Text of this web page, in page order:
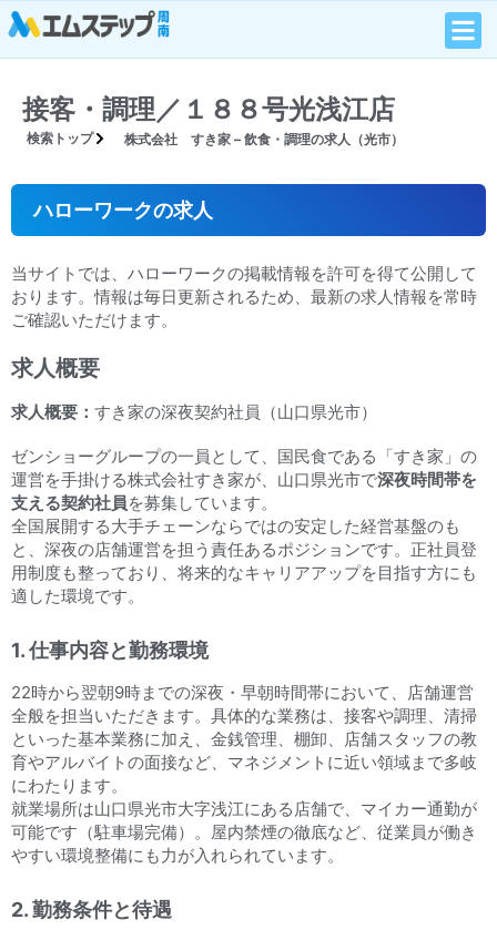
接客・調理／１８８号光浅江店
検索トップ 株式会社 すき家 – 飲食・調理の求人（光市）
ハローワークの求人
当サイトでは、ハローワークの掲載情報を許可を得て公開して
おります。情報は毎日更新されるため、最新の求人情報を常時
ご確認いただけます。
求人概要
求人概要： すき家の深夜契約社員（山口県光市）
ゼンショーグループの一員として、国民食である「すき家」の
運営を手掛ける株式会社すき家が、山口県光市で深夜時間帯を
支える契約社員を募集しています。
全国展開する大手チェーンならではの安定した経営基盤のも
と、深夜の店舗運営を担う責任あるポジションです。正社員登
用制度も整っており、将来的なキャリアアップを目指す方にも
適した環境です。
1. 仕事内容と勤務環境
22時から翌朝9時までの深夜・早朝時間帯において、店舗運営
全般を担当いただきます。具体的な業務は、接客や調理、清掃
といった基本業務に加え、金銭管理、棚卸、店舗スタッフの教
育やアルバイトの面接など、マネジメントに近い領域まで多岐
にわたります。
就業場所は山口県光市大字浅江にある店舗で、マイカー通勤が
可能です（駐車場完備）。屋内禁煙の徹底など、従業員が働き
やすい環境整備にも力が入れられています。
2. 勤務条件と待遇